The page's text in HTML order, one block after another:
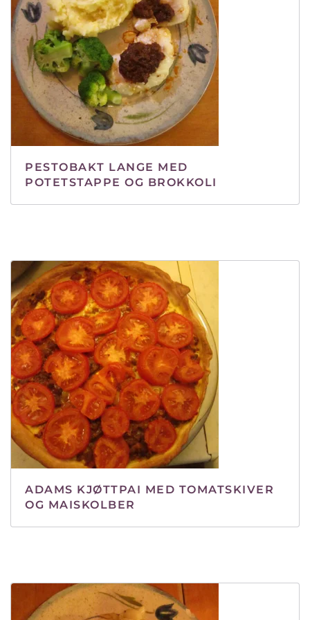
PESTOBAKT LANGE MED
POTETSTAPPE OG BROKKOLI
ADAMS KJØTTPAI MED TOMATSKIVER
OG MAISKOLBER